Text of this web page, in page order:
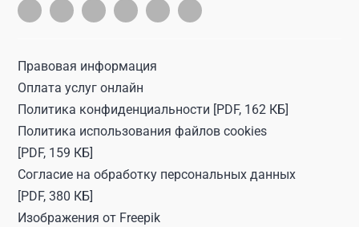
Правовая информация
Оплата услуг онлайн
Политика конфиденциальности [PDF, 162 КБ]
Политика использования файлов cookies
[PDF, 159 КБ]
Согласие на обработку персональных данных
[PDF, 380 КБ]
Изображения от Freepik